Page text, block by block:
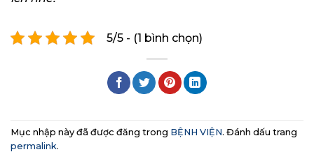
5/5 - (1 bình chọn)
Mục nhập này đã được đăng trong BỆNH VIỆN. Đánh dấu trang
permalink.